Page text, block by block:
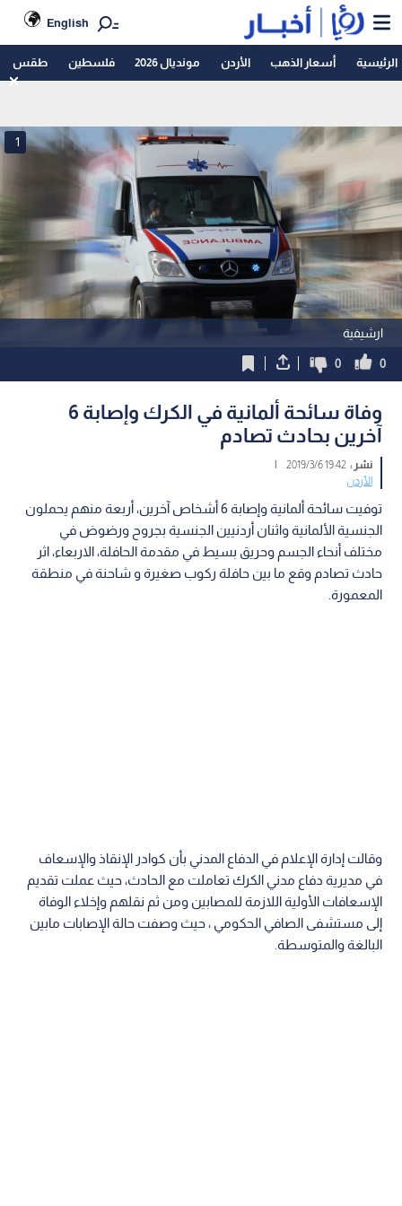
English
الرئيسية أسعار الذهب الأردن مونديال 2026 فلسطين طقس
ارشيفية
1
0
0
وفاة سائحة ألمانية في الكرك وإصابة 6
آخرين بحادث تصادم
نشر :19:42 2019/3/6
|
الأردن
توفيت سائحة ألمانية وإصابة 6 أشخاص آخرين، أربعة منهم يحملون
الجنسية الألمانية واثنان أردنيين الجنسية بجروح ورضوض في
مختلف أنحاء الجسم وحريق بسيط في مقدمة الحافلة، الاربعاء، اثر
حادث تصادم وقع ما بين حافلة ركوب صغيرة و شاحنة في منطقة
المعمورة.
وقالت إدارة الإعلام في الدفاع المدني بأن كوادر الإنقاذ والإسعاف
في مديرية دفاع مدني الكرك تعاملت مع الحادث، حيث عملت تقديم
الإسعافات الأولية اللازمة للمصابين ومن ثم نقلهم وإخلاء الوفاة
إلى مستشفى الصافي الحكومي ، حيث وصفت حالة الإصابات مابين
البالغة والمتوسطة.